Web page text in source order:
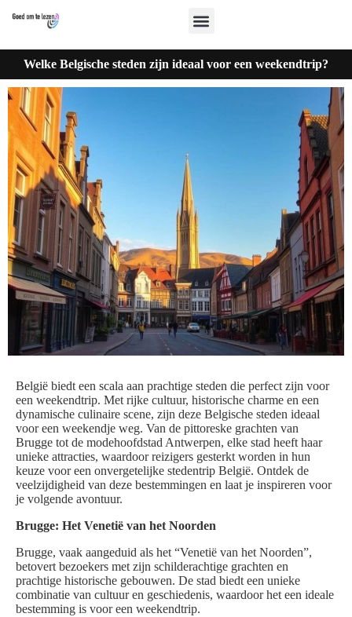
Welke Belgische steden zijn ideaal voor een weekendtrip?
België biedt een scala aan prachtige steden die perfect zijn voor
een weekendtrip. Met rijke cultuur, historische charme en een
dynamische culinaire scene, zijn deze Belgische steden ideaal
voor een weekendje weg. Van de pittoreske grachten van
Brugge tot de modehoofdstad Antwerpen, elke stad heeft haar
unieke attracties, waardoor reizigers gesterkt worden in hun
keuze voor een onvergetelijke stedentrip België. Ontdek de
veelzijdigheid van deze bestemmingen en laat je inspireren voor
je volgende avontuur.
Brugge: Het Venetië van het Noorden
Brugge, vaak aangeduid als het “Venetië van het Noorden”,
betovert bezoekers met zijn schilderachtige grachten en
prachtige historische gebouwen. De stad biedt een unieke
combinatie van cultuur en geschiedenis, waardoor het een ideale
bestemming is voor een weekendtrip.